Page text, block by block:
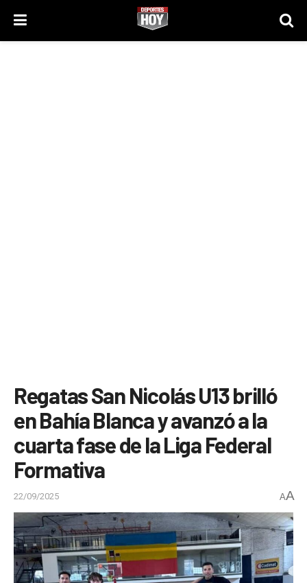
Regatas San Nicolás U13 brilló
en Bahía Blanca y avanzó a la
cuarta fase de la Liga Federal
Formativa
22/09/2025 AA